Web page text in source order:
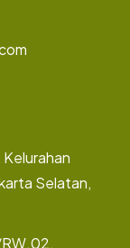
Kelurahan
Selatan,